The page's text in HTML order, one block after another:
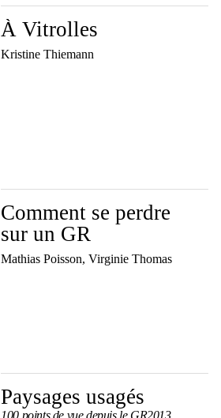
À Vitrolles
Kristine Thiemann
Comment se perdre
sur un GR
Mathias Poisson, Virginie Thomas
Paysages usagés
100 points de vue depuis le GR2013